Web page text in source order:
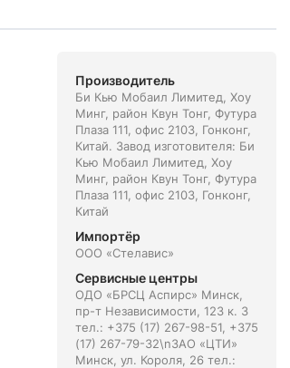
Производитель
Би Кью Мобаил Лимитед, Хоу
Минг, район Квун Тонг, Футура
Плаза 111, офис 2103, Гонконг,
Китай. Завод изготовителя: Би
Кью Мобаил Лимитед, Хоу
Минг, район Квун Тонг, Футура
Плаза 111, офис 2103, Гонконг,
Китай
Импортёр
ООО «Стелавис»
Сервисные центры
ОДО «БРСЦ Аспирс» Минск,
пр-т Независимости, 123 к. 3
тел.: +375 (17) 267-98-51, +375
(17) 267-79-32\nЗАО «ЦТИ»
Минск, ул. Короля, 26 тел.: